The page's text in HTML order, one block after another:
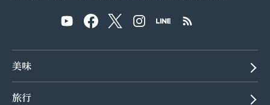
美味
旅行